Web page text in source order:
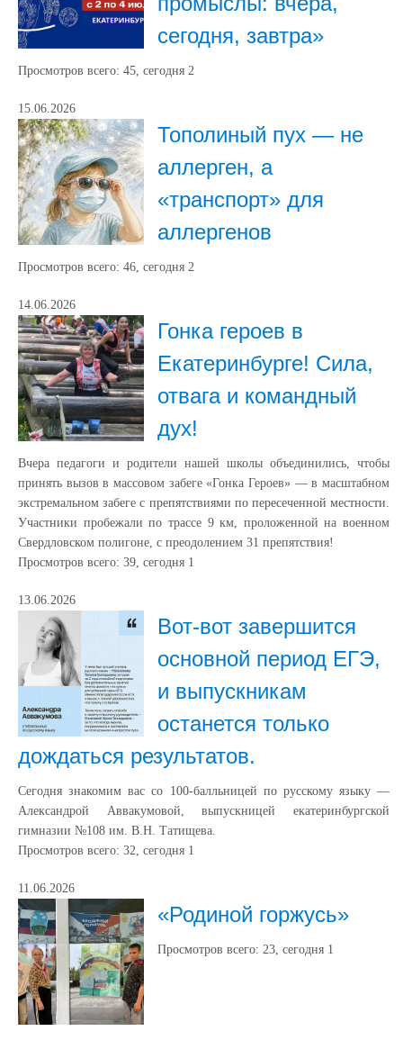
сегодня, завтра»
Просмотров всего: 45, сегодня 2
15.06.2026
Тополиный пух — не
аллерген, а
«транспорт» для
аллергенов
Просмотров всего: 46, сегодня 2
14.06.2026
Гонка героев в
Екатеринбурге! Сила,
отвага и командный
дух!
Вчера педагоги и родители нашей школы объединились, чтобы
принять вызов в массовом забеге «Гонка Героев» — в масштабном
экстремальном забеге с препятствиями по пересеченной местности.
Участники пробежали по трассе 9 км, проложенной на военном
Свердловском полигоне, с преодолением 31 препятствия!
Просмотров всего: 39, сегодня 1
13.06.2026
Вот-вот завершится
основной период ЕГЭ,
и выпускникам
останется только
дождаться результатов.
Сегодня знакомим вас со 100-балльницей по русскому языку —
Александрой Аввакумовой, выпускницей екатеринбургской
гимназии №108 им. В.Н. Татищева.
Просмотров всего: 32, сегодня 1
11.06.2026
«Родиной горжусь»
Просмотров всего: 23, сегодня 1